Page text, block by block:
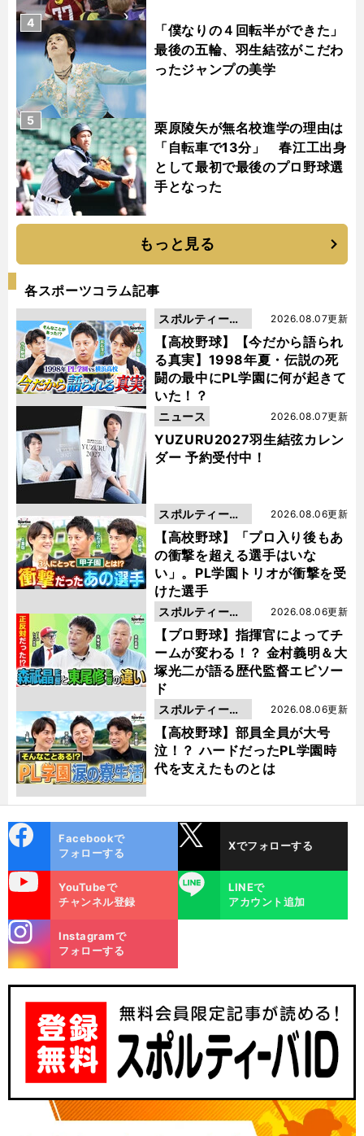
「僕なりの４回転半ができた」
最後の五輪、羽生結弦がこだわ
ったジャンプの美学
4
栗原陵矢が無名校進学の理由は
「自転車で13分」 春江工出身
として最初で最後のプロ野球選
手となった
5
もっと見る
各スポーツコラム記事
【高校野球】【今だから語られ
る真実】1998年夏・伝説の死
闘の最中にPL学園に何が起きて
いた！？
2026.08.07更新
スポルティーバ
動画
YUZURU2027羽生結弦カレン
ダー 予約受付中！
2026.08.07更新
ニュース
【高校野球】「プロ入り後もあ
の衝撃を超える選手はいな
い」。PL学園トリオが衝撃を受
けた選手
2026.08.06更新
スポルティーバ
動画
【プロ野球】指揮官によってチ
ームが変わる！？ 金村義明＆大
塚光二が語る歴代監督エピソー
ド
2026.08.06更新
スポルティーバ
動画
【高校野球】部員全員が大号
泣！？ ハードだったPL学園時
代を支えたものとは
2026.08.06更新
スポルティーバ
動画
ok
Facebookで
フォローする
Xでフォローする
YouTubeで
チャンネル登録
LINE
LINEで
アカウント追加
m
Instagramで
フォローする